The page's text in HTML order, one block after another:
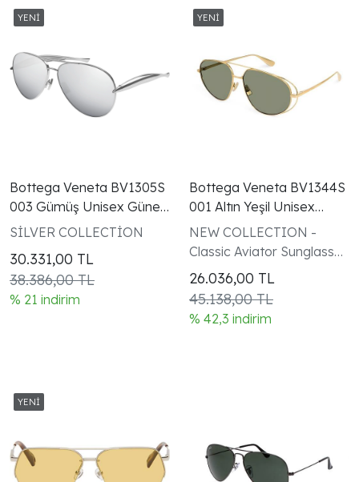
Bottega Veneta BV1305S
003 Gümüş Unisex Güneş
Gözlüğü
SİLVER COLLECTİON
30.331,00 TL
38.386,00 TL
% 21 indirim
Bottega Veneta BV1344S
001 Altın Yeşil Unisex
Güneş Gözlüğü
NEW COLLECTION -
Classic Aviator Sunglasses
- Gold
26.036,00 TL
45.138,00 TL
% 42,3 indirim